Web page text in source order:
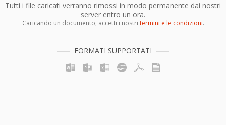
Tutti i file caricati verranno rimossi in modo permanente dai nostri
server entro un ora.
Caricando un documento, accetti i nostri termini e le condizioni.
FORMATI SUPPORTATI